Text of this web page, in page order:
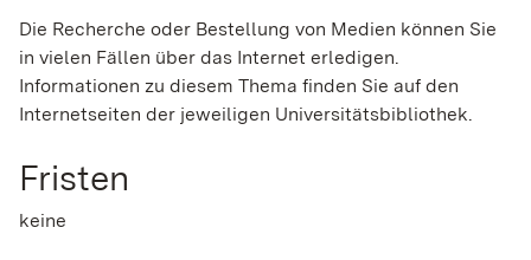
Die Recherche oder Bestellung von Medien können Sie
in vielen Fällen über das Internet erledigen.
Informationen zu diesem Thema finden Sie auf den
Internetseiten der jeweiligen Universitätsbibliothek.
Fristen
keine